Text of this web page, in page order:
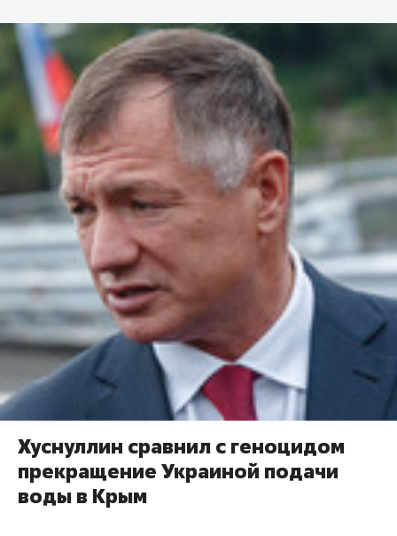
Хуснуллин сравнил с геноцидом
прекращение Украиной подачи
воды в Крым